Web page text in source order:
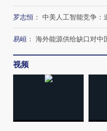
｜“入侵”还是“人道危
地休达
4000人
罗志恒 ： 中美人工智能竞争：
易峘 ： 海外能源供给缺口对中
视频